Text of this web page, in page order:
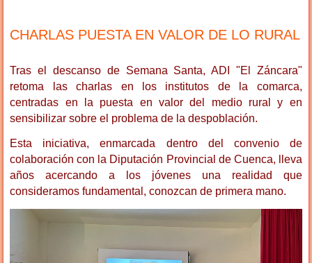
CHARLAS PUESTA EN VALOR DE LO RURAL
Tras el descanso de Semana Santa, ADI "El Záncara"
retoma las charlas en los institutos de la comarca,
centradas en la puesta en valor del medio rural y en
sensibilizar sobre el problema de la despoblación.
Esta iniciativa, enmarcada dentro del convenio de
colaboración con la Diputación Provincial de Cuenca, lleva
años acercando a los jóvenes una realidad que
consideramos fundamental, conozcan de primera mano.